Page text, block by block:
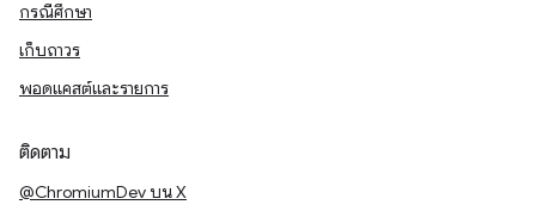
กรณีศึกษา
เก็บถาวร
พอดแคสต์และรายการ
ติดตาม
@ChromiumDev บน X